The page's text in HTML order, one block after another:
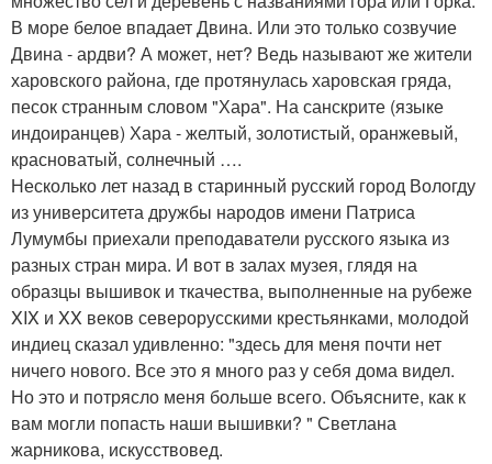
В море белое впадает Двина. Или это только созвучие
Двина - ардви? А может, нет? Ведь называют же жители
харовского района, где протянулась харовская гряда,
песок странным словом "Хара". На санскрите (языке
индоиранцев) Хара - желтый, золотистый, оранжевый,
красноватый, солнечный ….
Несколько лет назад в старинный русский город Вологду
из университета дружбы народов имени Патриса
Лумумбы приехали преподаватели русского языка из
разных стран мира. И вот в залах музея, глядя на
образцы вышивок и ткачества, выполненные на рубеже
XIX и XX веков северорусскими крестьянками, молодой
индиец сказал удивленно: "здесь для меня почти нет
ничего нового. Все это я много раз у себя дома видел.
Но это и потрясло меня больше всего. Объясните, как к
вам могли попасть наши вышивки? " Светлана
жарникова, искусствовед.